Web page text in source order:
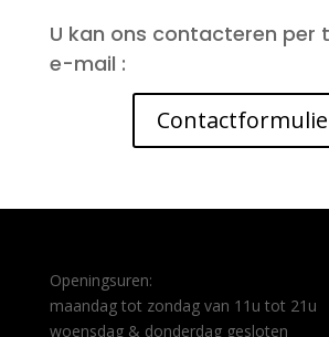
U kan ons contacteren per
e-mail :
Openingsuren:
maandag tot zondag van 11u tot 21u
woensdag & donderdag gesloten